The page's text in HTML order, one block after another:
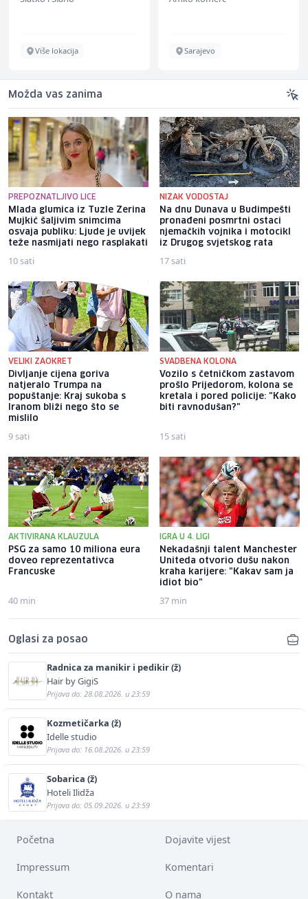
Više lokacija Sarajevo
Možda vas zanima
PREPOZNATLJIVO LICE
Mlada glumica iz Tuzle Zerina
Mujkić šaljivim snimcima
osvaja publiku: Ljude je uvijek
teže nasmijati nego rasplakati
10 sati
NIZAK VODOSTAJ
Na dnu Dunava u Budimpešti
pronađeni posmrtni ostaci
njemačkih vojnika i motocikl
iz Drugog svjetskog rata
17 sati
VELIKI ZAOKRET
Divljanje cijena goriva
natjeralo Trumpa na
popuštanje: Kraj sukoba s
Iranom bliži nego što se
mislilo
9 sati
SVADBENA KOLONA
Vozilo s četničkom zastavom
prošlo Prijedorom, kolona se
kretala i pored policije: "Kako
biti ravnodušan?"
15 sati
AKTIVIRANA KLAUZULA
PSG za samo 10 miliona eura
doveo reprezentativca
Francuske
40 min
IGRA U 4. LIGI
Nekadašnji talent Manchester
Uniteda otvorio dušu nakon
kraha karijere: "Kakav sam ja
idiot bio"
37 min
Oglasi za posao
Radnica za manikir i pedikir (ž)
Hair by GigiS
Prijava do: 28.08.2026. u 23:59
Kozmetičarka (ž)
Idelle studio
Prijava do: 16.08.2026. u 23:59
Sobarica (ž)
Hoteli Ilidža
Prijava do: 05.09.2026. u 23:59
Početna Dojavite vijest
Impressum Komentari
Kontakt O nama